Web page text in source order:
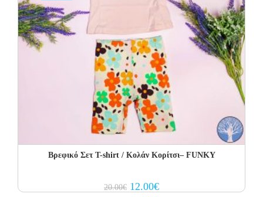
Βρεφικό Σετ Τ-shirt / Κολάν Κορίτσι– FUNKY
20.00€ Original
price
12.00€Current
price